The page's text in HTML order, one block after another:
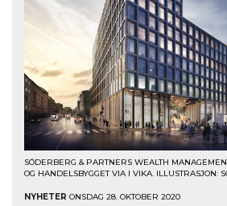
SÖDERBERG & PARTNERS WEALTH
OG HANDELSBYGGET VIA I VIKA. ILLUSTRASJON:
NYHETER ONSDAG 28. OKTOBER 2020